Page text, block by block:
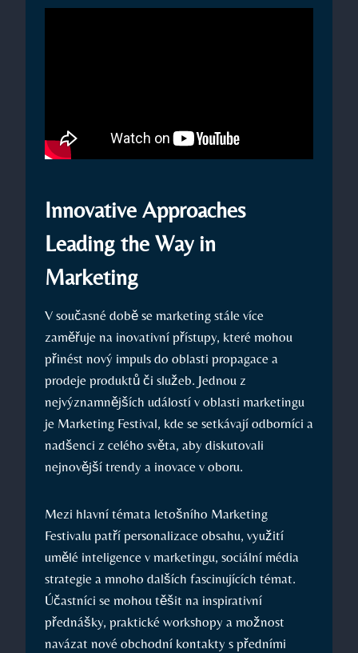
Innovative Approaches
Leading the Way in
Marketing
V současné době se marketing ‌stále více
zaměřuje na inovativní přístupy, které mohou
přinést nový impuls⁤ do oblasti⁢ propagace a⁣
prodeje produktů či služeb. Jednou z
nejvýznamnějších událostí v‌ oblasti ⁣marketingu ​
je Marketing Festival, kde se⁣ setkávají odborníci a
⁤nadšenci ⁣z celého světa, aby diskutovali
nejnovější trendy a⁢ inovace v oboru.
Mezi ⁢hlavní⁤ témata letošního Marketing
Festivalu patří personalizace obsahu, ‌využití ​
umělé⁤ inteligence v marketingu, sociální média
strategie a mnoho dalších fascinujících témat.
Účastníci se mohou těšit na inspirativní
přednášky, praktické⁤ workshopy a možnost
navázat nové ⁣obchodní kontakty s⁣ předními